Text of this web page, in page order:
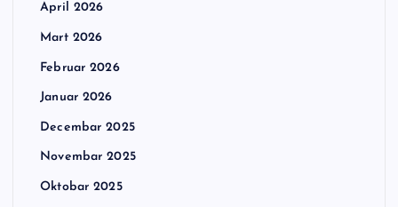
April 2026
Mart 2026
Februar 2026
Januar 2026
Decembar 2025
Novembar 2025
Oktobar 2025